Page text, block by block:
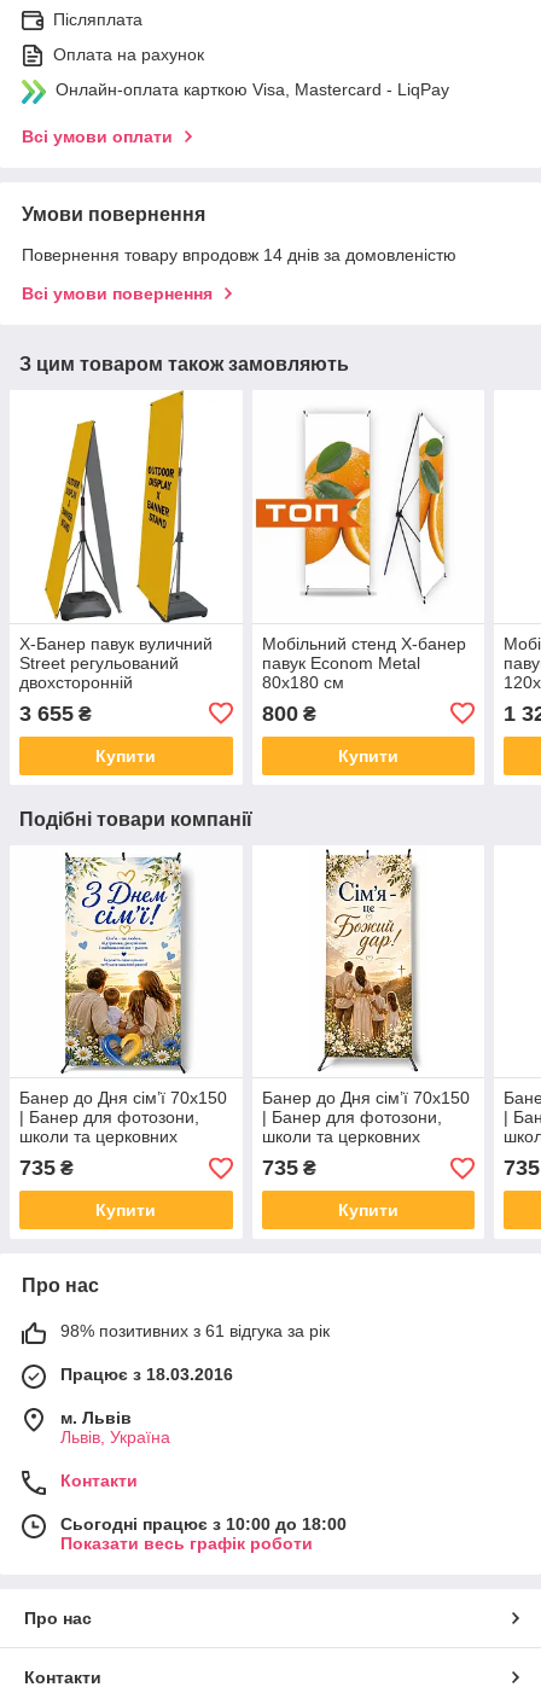
Післяплата
Оплата на рахунок
Онлайн-оплата карткою Visa, Mastercard - LiqPay
Всі умови оплати
Умови повернення
Повернення товару впродовж 14 днів за домовленістю
Всі умови повернення
З цим товаром також замовляють
X-Банер павук вуличний
Street регульований
двохсторонній
3 655 ₴
Купити
Мобільний стенд X-банер
павук Econom Metal
80х180 см
800₴
Купити
1
Подібні товари компанії
Банер до Дня сім’ї 70х150
| Банер для фотозони,
школи та церковних
заходів_10
735 ₴
Купити
Банер до Дня сім’ї 70х150
| Банер для фотозони,
школи та церковних
заходів_1
735₴
Купити
|
735
Про нас
98% позитивних з 61 відгука за рік
Працює з 18.03.2016
м. Львів
Львів, Україна
Контакти
Сьогодні працює з 10:00 до 18:00
Показати весь графік роботи
Про нас
Контакти